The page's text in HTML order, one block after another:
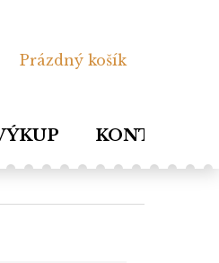
NÁKUPNÍ
Prázdný košík
KONTAKTY